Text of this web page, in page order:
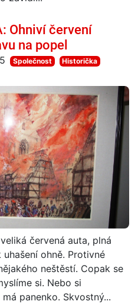
Ohniví červení
na popel
Společnost
Historička
červená auta, plná
ohně. Protivné
neštěstí. Copak se
si. Nebo si
panenko. Skvostný...